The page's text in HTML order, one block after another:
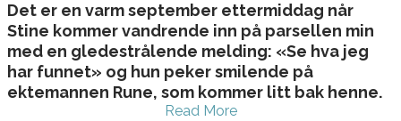
Det er en varm september ettermiddag når
Stine kommer vandrende inn på parsellen min
med en gledestrålende melding: «Se hva jeg
har funnet» og hun peker smilende på
ektemannen Rune, som kommer litt bak henne.
Read More